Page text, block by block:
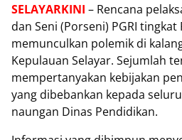
SELAYARKINI – Rencana
dan Seni (Porseni) PGRI
memunculkan polemik di
Kepulauan Selayar. Sejumlah
mempertanyakan kebijakan
yang dibebankan kepada
naungan Dinas Pendidikan.